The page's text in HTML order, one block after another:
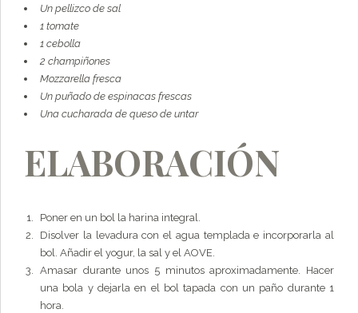
Un pellizco de sal
1 tomate
1 cebolla
2 champiñones
Mozzarella fresca
Un puñado de espinacas frescas
Una cucharada de queso de untar
ELABORACIÓN
Poner en un bol la harina integral.
Disolver la levadura con el agua templada e incorporarla al
bol. Añadir el yogur, la sal y el AOVE.
Amasar durante unos 5 minutos aproximadamente. Hacer
una bola y dejarla en el bol tapada con un paño durante 1
hora.